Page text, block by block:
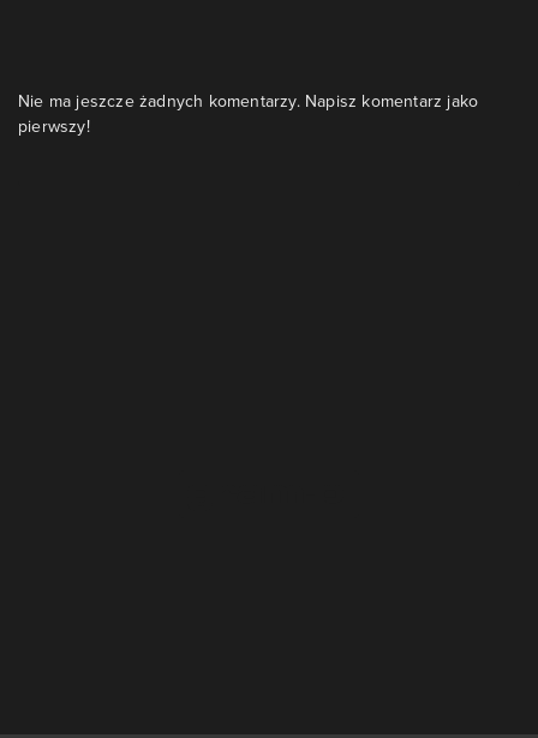
Nie ma jeszcze żadnych komentarzy. Napisz komentarz jako
pierwszy!